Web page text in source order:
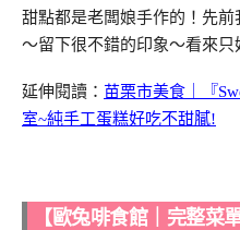
甜點都是老闆娘手作的！先
～留下很不錯的印象～看來只
延伸閱讀： 苗栗市美食｜『
室~純手工蛋糕好吃不甜膩!
【歐兔啡食館｜完整菜